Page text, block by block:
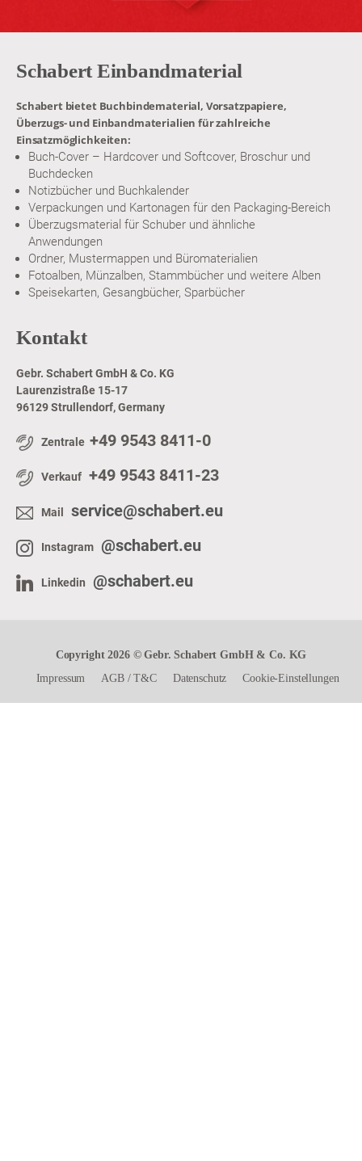
Schabert Einbandmaterial
Schabert bietet Buchbindematerial, Vorsatzpapiere,
Überzugs- und Einbandmaterialien für zahlreiche
Einsatzmöglichkeiten:
Buch-Cover – Hardcover und Softcover, Broschur und
Buchdecken
Notizbücher und Buchkalender
Verpackungen und Kartonagen für den Packaging-Bereich
Überzugsmaterial für Schuber und ähnliche
Anwendungen
Ordner, Mustermappen und Büromaterialien
Fotoalben, Münzalben, Stammbücher und weitere Alben
Speisekarten, Gesangbücher, Sparbücher
Kontakt
Gebr. Schabert GmbH & Co. KG
Laurenzistraße 15-17
96129 Strullendorf, Germany
Zentrale +49 9543 8411-0
Verkauf +49 9543 8411-23
Mail service@schabert.eu
Instagram @schabert.eu
Linkedin @schabert.eu
Copyright 2026 © Gebr. Schabert GmbH & Co. KG
Impressum
AGB/T&C Datenschutz Cookie-Einstellungen